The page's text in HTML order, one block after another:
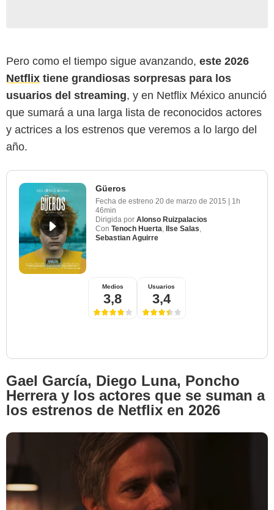
Pero como el tiempo sigue avanzando, este 2026
Netflix tiene grandiosas sorpresas para los
usuarios del streaming, y en Netflix México anunció
que sumará a una larga lista de reconocidos actores
y actrices a los estrenos que veremos a lo largo del
año.
Güeros
Fecha de estreno 20 de marzo de 2015 | 1h
46min
Dirigida por Alonso Ruizpalacios
Con Tenoch Huerta Ilse Salas
Sebastian Aguirre
Medios
3,8
Usuarios
3,4
Gael García, Diego Luna, Poncho
Herrera y los actores que se suman a
los estrenos de Netflix en 2026